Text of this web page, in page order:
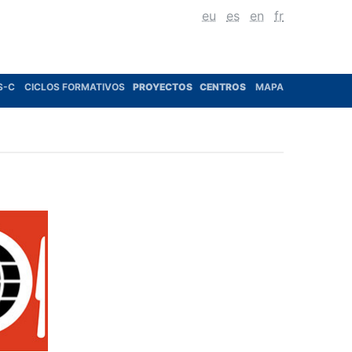
eu es en fr
C CICLOS FORMATIVOS PROYECTOS CENTROS MAPA